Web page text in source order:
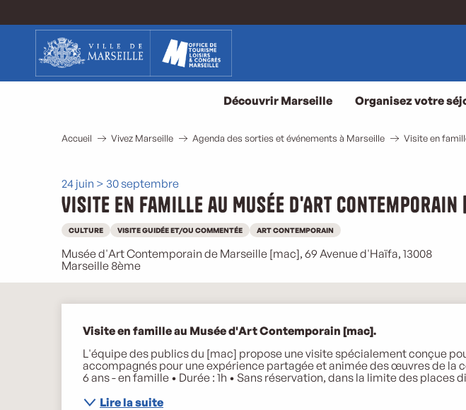
contenu
Découvrir Marseille Organisez votre
Accueil Vivez Marseille Agenda des sorties et événements à Marseille Visite en
24 juin > 30 septembre
Visite en famille au Musée d'Art Contemporain
CULTURE VISITE GUIDÉE ET/OU COMMENTÉE ART CONTEMPORAIN
Musée d'Art Contemporain de Marseille [mac], 69 Avenue d'Haïfa, 13008
Marseille 8ème
Description
Visite en famille au Musée d'Art Contemporain [mac].
L'équipe des publics du [mac] propose une visite spécialement conçue
accompagnés pour une expérience partagée et animée des œuvres de la
6 ans - en famille • Durée : 1h • Sans réservation, dans la limite des places
Lire la suite